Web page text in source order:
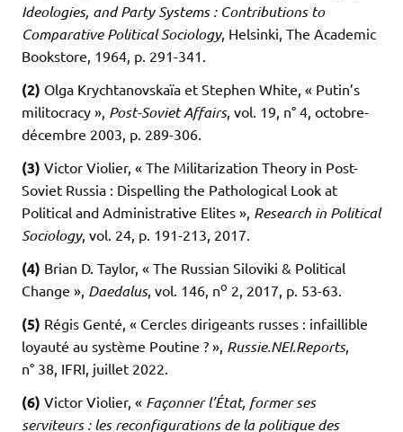
Ideologies, and Party Systems : Contributions to
Comparative Political Sociology, Helsinki, The Academic
Bookstore, 1964, p. 291-341.
(2) Olga Krychtanovskaïa et Stephen White, « Putin’s
militocracy », Post-Soviet Affairs, vol. 19, n° 4, octobre-
décembre 2003, p. 289-306.
(3) Victor Violier, « The Militarization Theory in Post-
Soviet Russia : Dispelling the Pathological Look at
Political and Administrative Elites », Research in Political
Sociology, vol. 24, p. 191-213, 2017.
(4) Brian D. Taylor, « The Russian Siloviki & Political
Change », Daedalus, vol. 146, no 2, 2017, p. 53-63.
(5) Régis Genté, « Cercles dirigeants russes : infaillible
loyauté au système Poutine ? », Russie.NEI.Reports,
n° 38, IFRI, juillet 2022.
(6) Victor Violier, « Façonner l’État, former ses
serviteurs : les reconfigurations de la politique des